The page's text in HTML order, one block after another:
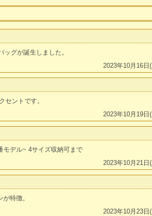
ッグが誕生しました。
2023年10月16日
セントです。
2023年10月19日
モデル~ 4サイズ収納可まで
2023年10月21日
特徴。
2023年10月23日